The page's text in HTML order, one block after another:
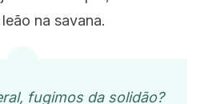
na savana.
fugimos da solidão?